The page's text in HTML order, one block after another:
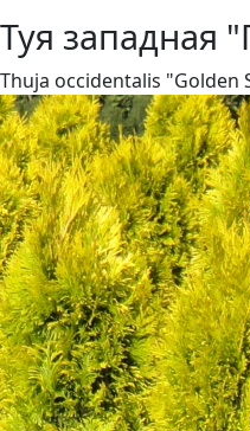
Туя западная
Thuja occidentalis "Golden